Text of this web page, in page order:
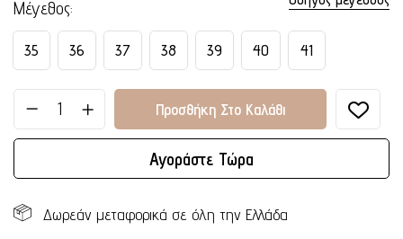
Μέγεθος
35 36 37 38 39 40 41
Προσθήκη Στο Καλάθι
Αγοράστε Τώρα
Δωρεάν μεταφορικά σε όλη την Ελλάδα